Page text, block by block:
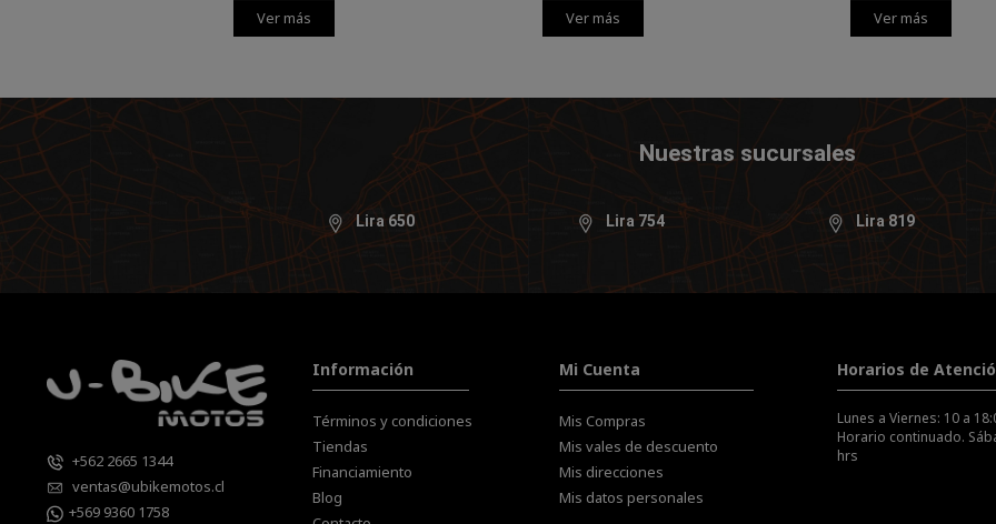
Ver más Ver más Ver más
Nuestras sucursales
Lira 650 Lira 754 Lira 819
+562 2665 1344
ventas@ubikemotos.cl
+569 9360 1758
Información
Términos y condiciones
Tiendas
Financiamiento
Blog
Mi Cuenta
Mis Compras
Mis vales de descuento
Mis direcciones
Mis datos personales
Horarios de
Lunes a Viernes: 10 a
Horario continuado.
hrs